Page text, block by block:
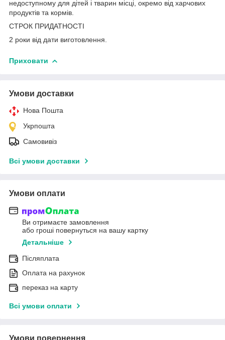
недоступному для дітей і тварин місці, окремо від харчових
продуктів та кормів.
СТРОК ПРИДАТНОСТІ
2 роки від дати виготовлення.
Приховати
Умови доставки
Нова Пошта
Укрпошта
Самовивіз
Всі умови доставки
Умови оплати
Ви отримаєте замовлення
або гроші повернуться на вашу картку
Детальніше
Післяплата
Оплата на рахунок
переказ на карту
Всі умови оплати